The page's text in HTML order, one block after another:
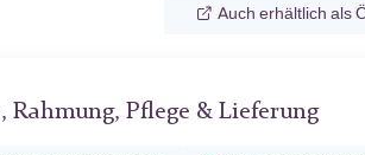
Auch erhältlich als
Pflege & Lieferung